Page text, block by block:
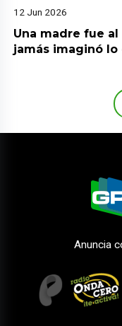
12 Jun 2026
Una madre fue
jamás imaginó lo
Anuncia